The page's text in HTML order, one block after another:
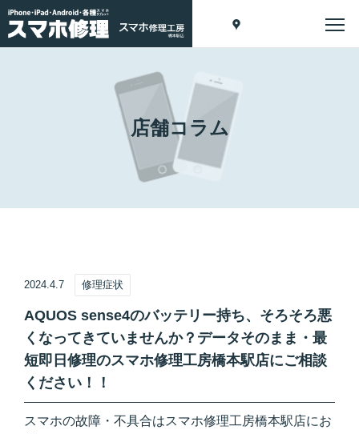
店舗コラム
2024.4.7 修理症状
AQUOS sense4のバッテリー持ち、そろそろ悪
くなってきていませんか？データそのまま・最
短即日修理のスマホ修理工房橋本駅店にご相談
ください！！
スマホの故障・不具合はスマホ修理工房橋本駅店にお